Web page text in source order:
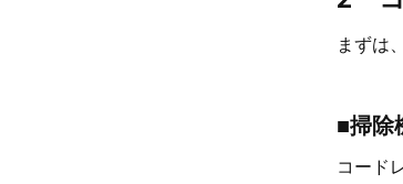
まずは
■掃除
コード